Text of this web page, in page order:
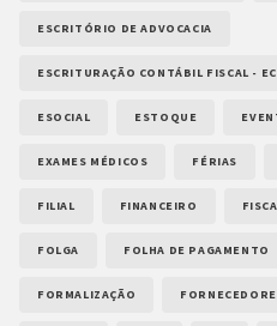
ESCRITÓRIO DE ADVOCACIA
ESCRITURAÇÃO CONTÁBIL FISCAL -
ESOCIAL ESTOQUE
EXAMES MÉDICOS FÉRIAS
FILIAL FINANCEIRO
FOLGA FOLHA DE PAGAMENTO
FORMALIZAÇÃO